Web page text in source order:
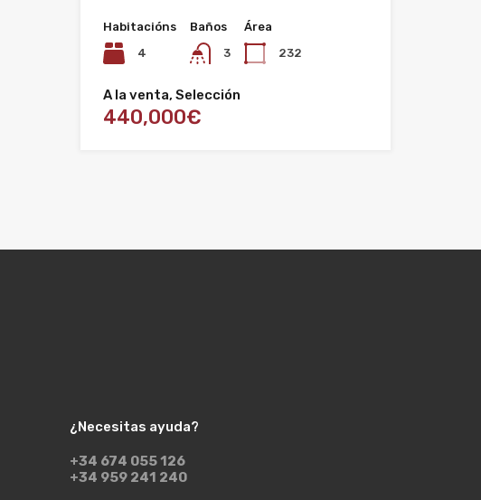
Habitacións
4
Baños
3
Área
232
A la venta, Selección
440,000€
¿Necesitas ayuda?
+34 674 055 126
+34 959 241 240